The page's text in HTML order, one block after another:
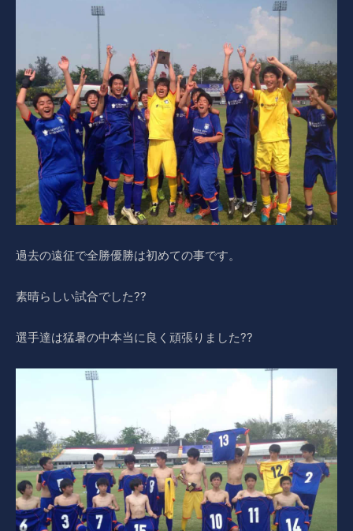
過去の遠征で全勝優勝は初めての事です。
素晴らしい試合でした??
選手達は猛暑の中本当に良く頑張りました??